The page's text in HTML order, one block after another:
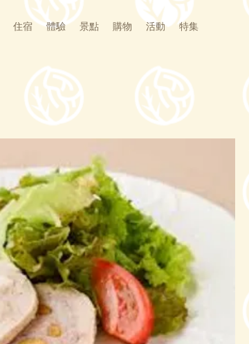
住宿 體驗 景點 購物 活動 特集